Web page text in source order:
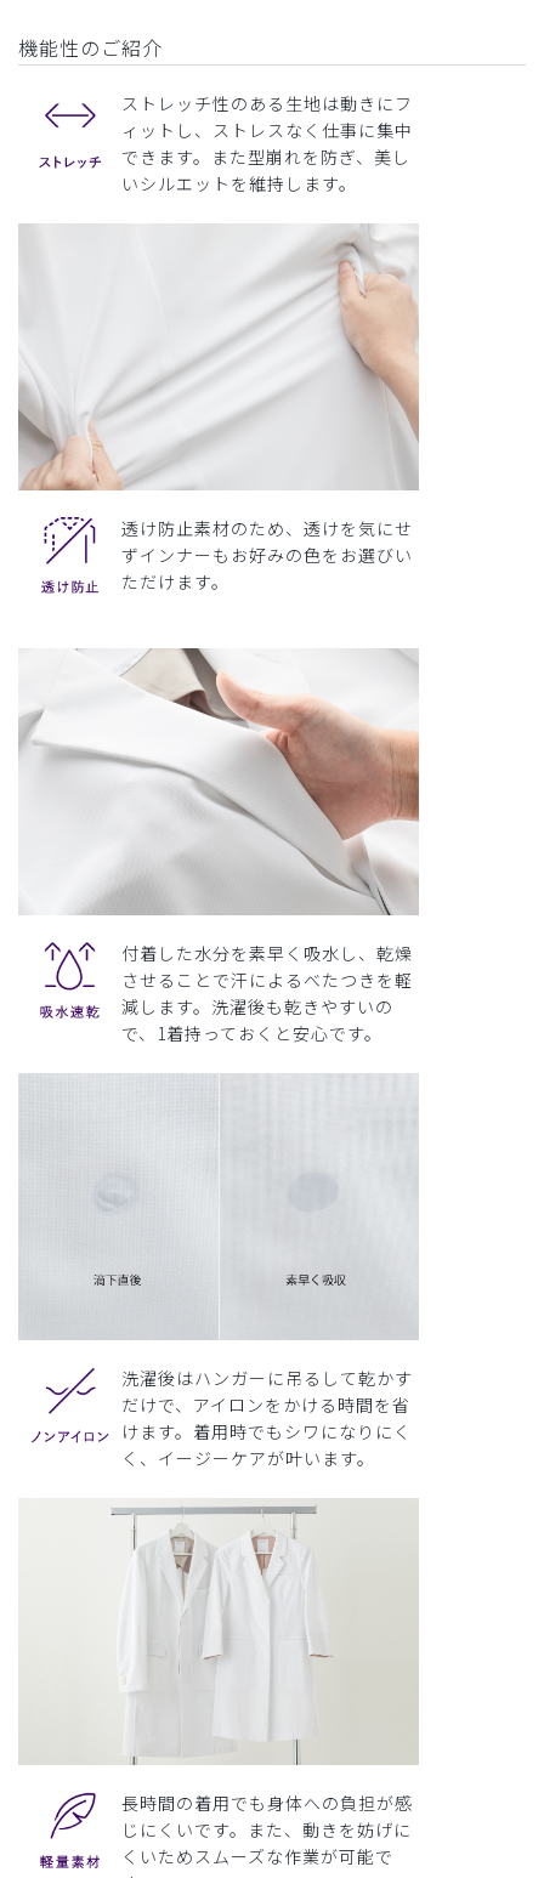
機能性のご紹介
ストレッチ性のある生地は動きにフ
ィットし、ストレスなく仕事に集中
できます。また型崩れを防ぎ、美し
いシルエットを維持します。
透け防止素材のため、透けを気にせ
ずインナーもお好みの色をお選びい
ただけます。
付着した水分を素早く吸水し、乾燥
させることで汗によるべたつきを軽
減します。洗濯後も乾きやすいの
で、1着持っておくと安心です。
洗濯後はハンガーに吊るして乾かす
だけで、アイロンをかける時間を省
けます。着用時でもシワになりにく
く、イージーケアが叶います。
長時間の着用でも身体への負担が感
じにくいです。また、動きを妨げに
くいためスムーズな作業が可能で